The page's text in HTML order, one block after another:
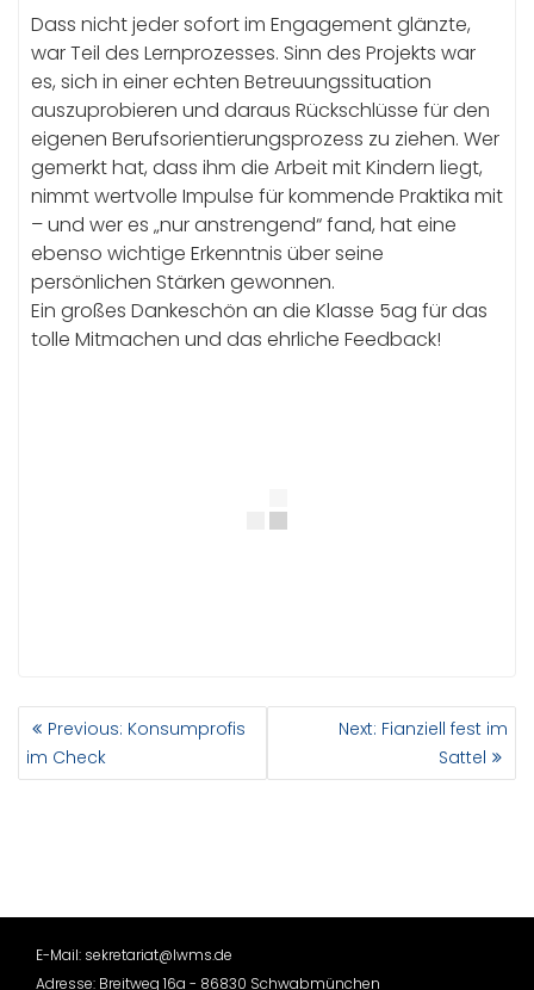
Dass nicht jeder sofort im Engagement glänzte,
war Teil des Lernprozesses. Sinn des Projekts war
es, sich in einer echten Betreuungssituation
auszuprobieren und daraus Rückschlüsse für den
eigenen Berufsorientierungsprozess zu ziehen. Wer
gemerkt hat, dass ihm die Arbeit mit Kindern liegt,
nimmt wertvolle Impulse für kommende Praktika mit
– und wer es „nur anstrengend“ fand, hat eine
ebenso wichtige Erkenntnis über seine
persönlichen Stärken gewonnen.
Ein großes Dankeschön an die Klasse 5ag für das
tolle Mitmachen und das ehrliche Feedback!
BEITRAGSNAVIGATION
Previous: Previous
Konsumprofis
im Check
Next: Next
Fianziell fest im
Sattel
E-Mail: sekretariat@lwms.de
Adresse: Breitweg 16a - 86830 Schwabmünchen